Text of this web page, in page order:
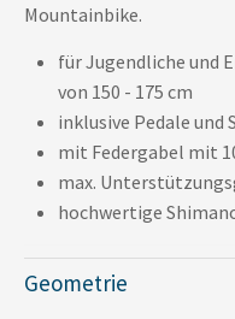
Mountainbike.
für Jugendliche und
von 150 - 175 cm
inklusive Pedale und
mit Federgabel mit
max.
hochwertige
Geometrie